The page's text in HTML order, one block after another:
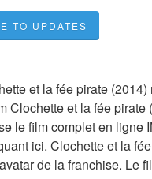
TO UPDATES
et la fée pirate (2014)
Clochette et la fée pirate
le film complet en ligne
ici. Clochette et la
de la franchise. Le